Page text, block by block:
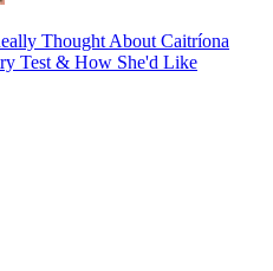
Thought About Caitríona
Test & How She'd Like